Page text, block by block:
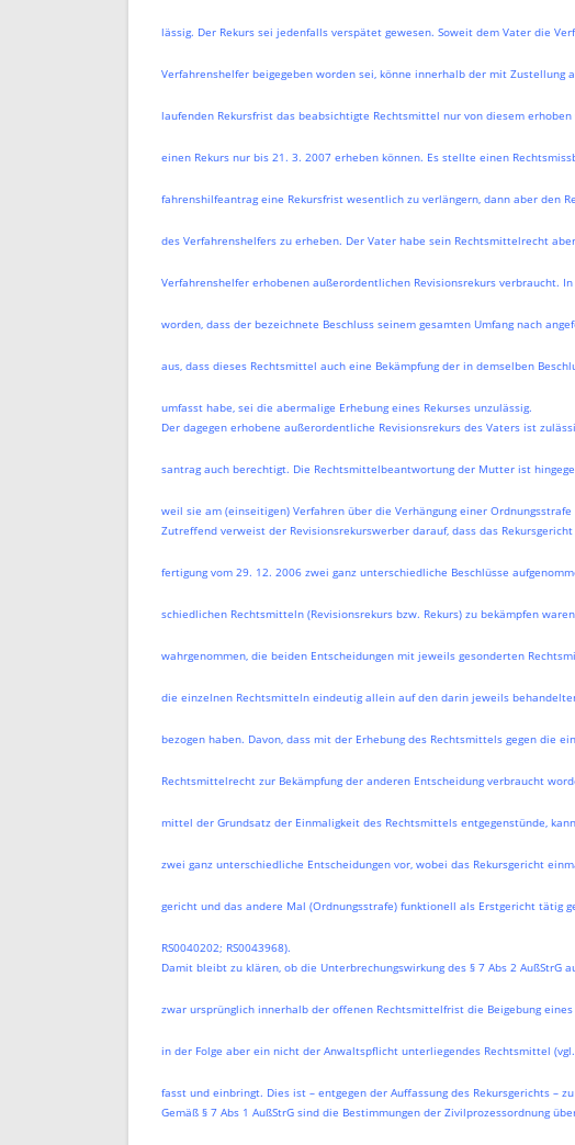
lässig. Der Rekurs sei jedenfalls verspätet gewesen. Soweit dem Vater die
Verfahrenshelfer beigegeben worden sei, könne innerhalb der mit Zustellung
laufenden Rekursfrist das beabsichtigte Rechtsmittel nur von diesem
einen Rekurs nur bis 21. 3. 2007 erheben können. Es stellte einen
fahrenshilfeantrag eine Rekursfrist wesentlich zu verlängern, dann aber den
des Verfahrenshelfers zu erheben. Der Vater habe sein Rechtsmittelrecht
Verfahrenshelfer erhobenen außerordentlichen Revisionsrekurs verbraucht.
worden, dass der bezeichnete Beschluss seinem gesamten Umfang nach
aus, dass dieses Rechtsmittel auch eine Bekämpfung der in demselben
umfasst habe, sei die abermalige Erhebung eines Rekurses unzulässig.
Der dagegen erhobene außerordentliche Revisionsrekurs des Vaters ist
santrag auch berechtigt. Die Rechtsmittelbeantwortung der Mutter ist
weil sie am (einseitigen) Verfahren über die Verhängung einer
Zutreffend verweist der Revisionsrekurswerber darauf, dass das
fertigung vom 29. 12. 2006 zwei ganz unterschiedliche Beschlüsse
schiedlichen Rechtsmitteln (Revisionsrekurs bzw. Rekurs) zu bekämpfen
wahrgenommen, die beiden Entscheidungen mit jeweils gesonderten
die einzelnen Rechtsmitteln eindeutig allein auf den darin jeweils
bezogen haben. Davon, dass mit der Erhebung des Rechtsmittels gegen die
Rechtsmittelrecht zur Bekämpfung der anderen Entscheidung verbraucht
mittel der Grundsatz der Einmaligkeit des Rechtsmittels entgegenstünde,
zwei ganz unterschiedliche Entscheidungen vor, wobei das Rekursgericht
gericht und das andere Mal (Ordnungsstrafe) funktionell als Erstgericht tätig
RS0040202; RS0043968).
Damit bleibt zu klären, ob die Unterbrechungswirkung des § 7 Abs 2 AußStrG
zwar ursprünglich innerhalb der offenen Rechtsmittelfrist die Beigebung
in der Folge aber ein nicht der Anwaltspflicht unterliegendes Rechtsmittel (vgl.
fasst und einbringt. Dies ist – entgegen der Auffassung des Rekursgerichts –
Gemäß § 7 Abs 1 AußStrG sind die Bestimmungen der Zivilprozessordnung